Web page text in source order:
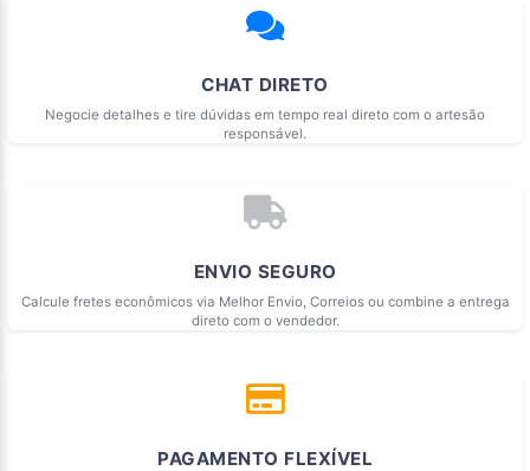
CHAT DIRETO
Negocie detalhes e tire dúvidas em tempo real direto com o artesão
responsável.
ENVIO SEGURO
Calcule fretes econômicos via Melhor Envio, Correios ou combine a entrega
direto com o vendedor.
PAGAMENTO FLEXÍVEL